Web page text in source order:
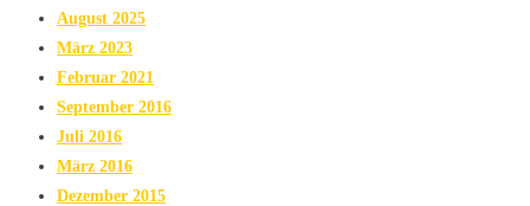
August 2025
März 2023
Februar 2021
September 2016
Juli 2016
März 2016
Dezember 2015